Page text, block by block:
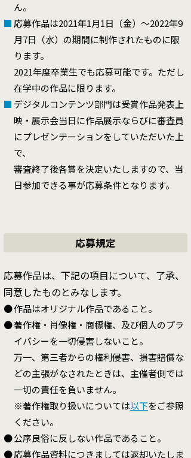
ん。
■応募作品は2021年1月1日（金）～2022年9
月7日（水）の期間に制作されたものに限
ります。
2021年度卒業生でも応募可能です。ただし
在学中の作品に限ります。
■ デジタルコンテンツ部門は受賞作品発表上
映・展示会当日に作品展示ならびに審査員
にプレゼンテーションをしていただいた上
で、
審査終了後各賞を決定いたしますので、当
日参加できる事が応募条件となります。
応募規定
応募作品は、下記の項目について、了承、
同意したものとみなします。
●作品はオリジナル作品であること。
●著作権・肖像権・商標権、及び個人のプラ
イバシーを一切侵害しないこと。
万一、第三者からの権利侵害、損害賠償な
どの主張がなされたときは、主催者側では
一切の責任を負いません。
※著作権取り扱いについては以下をご参照
ください。
●公序良俗に反しない作品であること。
●応募作品資料につきましては返却いたしま